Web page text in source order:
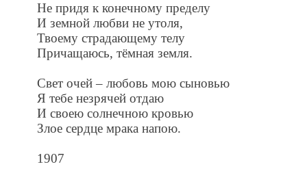
Не придя к конечному пределу
И земной любви не утоля,
Твоему страдающему телу
Причащаюсь, тёмная земля.
Свет очей – любовь мою сыновью
Я тебе незрячей отдаю
И своею солнечною кровью
Злое сердце мрака напою.
1907